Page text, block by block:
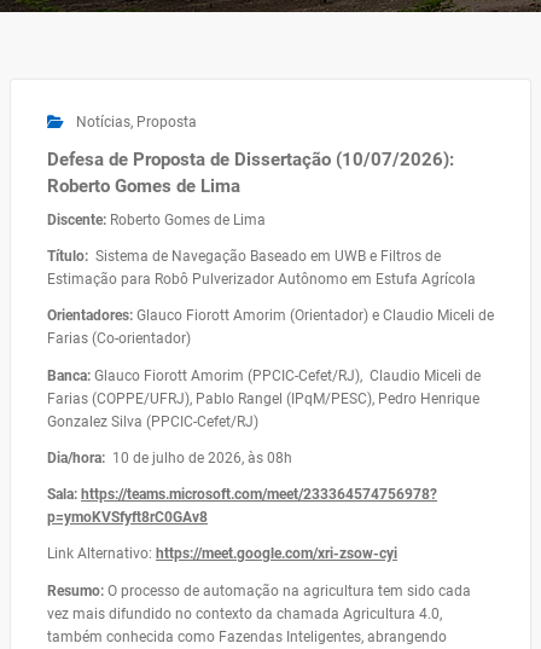
Notícias, Proposta
Defesa de Proposta de Dissertação (10/07/2026):
Roberto Gomes de Lima
Discente: Roberto Gomes de Lima
Título: Sistema de Navegação Baseado em UWB e Filtros de
Estimação para Robô Pulverizador Autônomo em Estufa Agrícola
Orientadores: Glauco Fiorott Amorim (Orientador) e Claudio Miceli de
Farias (Co-orientador)
Banca: Glauco Fiorott Amorim (PPCIC-Cefet/RJ), Claudio Miceli de
Farias (COPPE/UFRJ), Pablo Rangel (IPqM/PESC), Pedro Henrique
Gonzalez Silva (PPCIC-Cefet/RJ)
Dia/hora: 10 de julho de 2026, às 08h
Sala: https://teams.microsoft.com/meet/233364574756978?
p=ymoKVSfyft8rC0GAv8
Link Alternativo: https://meet.google.com/xri-zsow-cyi
Resumo: O processo de automação na agricultura tem sido cada
vez mais difundido no contexto da chamada Agricultura 4.0,
também conhecida como Fazendas Inteligentes, abrangendo